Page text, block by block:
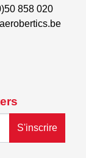
S'inscrire
858 020